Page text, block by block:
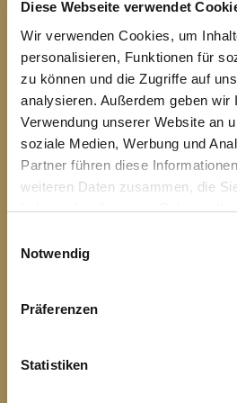
Diese Webseite verwendet
Wir verwenden Cookies, um
personalisieren, Funktionen für
zu können und die Zugriffe auf
analysieren. Außerdem geben wir
Verwendung unserer Website an
soziale Medien, Werbung und
Partner führen diese
weiteren Daten zusammen, die
haben oder die sie im Rahmen
Notwendig
Präferenzen
Statistiken
Antrieb Erfolg
Verzahnung
Kompetenz
Reife
Führung
Wachstum
Kontinuität
Verantwortung